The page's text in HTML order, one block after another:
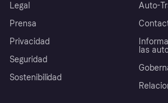
Legal
Prensa
Privacidad
Seguridad
Sostenibilidad
Auto-
las